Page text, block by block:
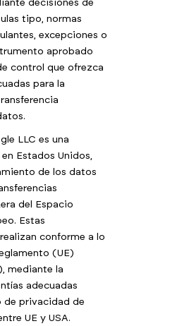
decisiones de
tipo, normas
excepciones o
aprobado
control que ofrezca
para la
LLC es una
Estados Unidos,
de los datos
del Espacio
Estas
conforme a lo
(UE)
mediante la
adecuadas
de privacidad de
UE y USA.